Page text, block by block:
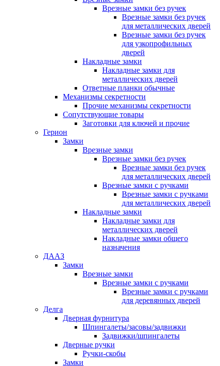
Врезные замки без ручек
Врезные замки без ручек
для металлических дверей
Врезные замки без ручек
для узкопрофильных
дверей
Накладные замки
Накладные замки для
металлических дверей
Ответные планки обычные
Механизмы секретности
Прочие механизмы секретности
Сопутствующие товары
Заготовки для ключей и прочие
Герион
Замки
Врезные замки
Врезные замки без ручек
Врезные замки без ручек
для металлических дверей
Врезные замки с ручками
Врезные замки с ручками
для металлических дверей
Накладные замки
Накладные замки для
металлических дверей
Накладные замки общего
назначения
ДААЗ
Замки
Врезные замки
Врезные замки с ручками
Врезные замки с ручками
для деревянных дверей
Делга
Дверная фурнитура
Шпингалеты/засовы/задвижки
Задвижки/шпингалеты
Дверные ручки
Ручки-скобы
Замки